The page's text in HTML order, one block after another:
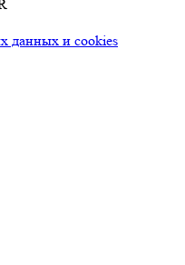
данных и cookies